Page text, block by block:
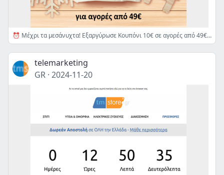
⏰ Μέχρι τα μεσάνυχτα! Εξαργύρωσε Κουπόνι 10€ σε αγορές από 49€ 👉
telemarketing
GR · 2024-11-20